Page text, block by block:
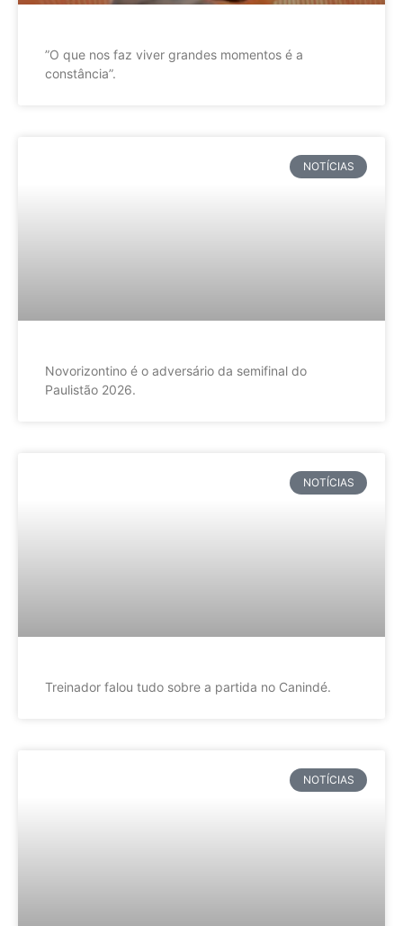
”O que nos faz viver grandes momentos é a
constância”.
NOTÍCIAS
Novorizontino é o adversário da semifinal do
Paulistão 2026.
NOTÍCIAS
Treinador falou tudo sobre a partida no Canindé.
NOTÍCIAS